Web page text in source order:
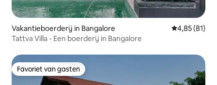
Vakantieboerderij in Bangalore Gemiddelde
4,85 (81)
Tattva Villa - Een boerderij in Bangalore
Favoriet van gasten
Favoriet van gasten